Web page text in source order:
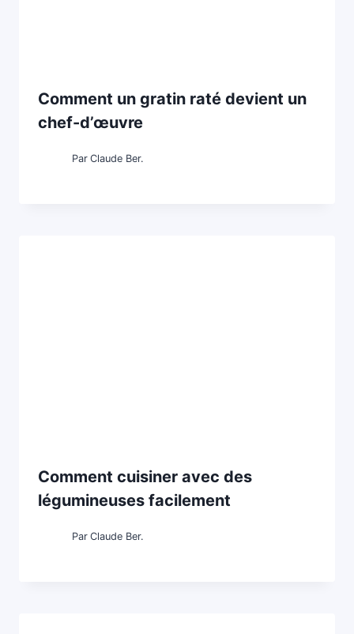
Comment un gratin raté devient un
chef-d’œuvre
Par Claude Ber.
Comment cuisiner avec des
légumineuses facilement
Par Claude Ber.